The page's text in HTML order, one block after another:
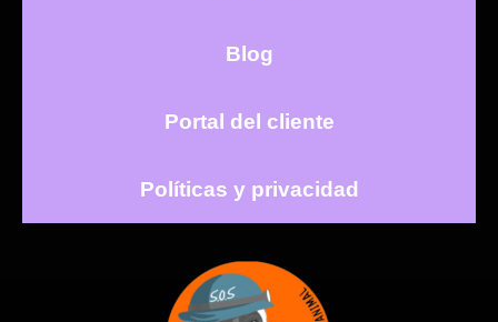
Blog
Portal del cliente
Políticas y privacidad